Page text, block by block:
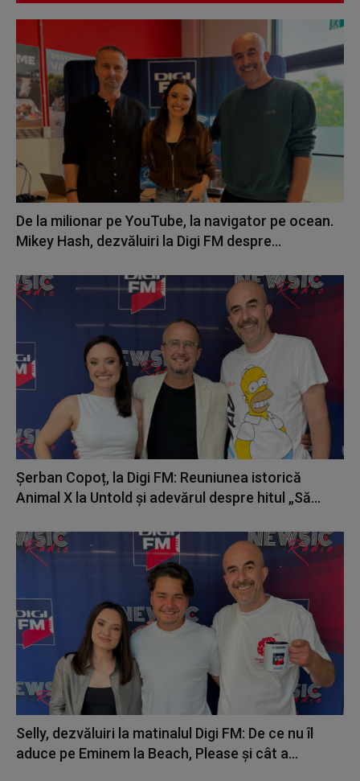
De la milionar pe YouTube, la navigator pe ocean.
Mikey Hash, dezvăluiri la Digi FM despre...
Șerban Copoț, la Digi FM: Reuniunea istorică
Animal X la Untold și adevărul despre hitul „Să...
Selly, dezvăluiri la matinalul Digi FM: De ce nu îl
aduce pe Eminem la Beach, Please și cât a...